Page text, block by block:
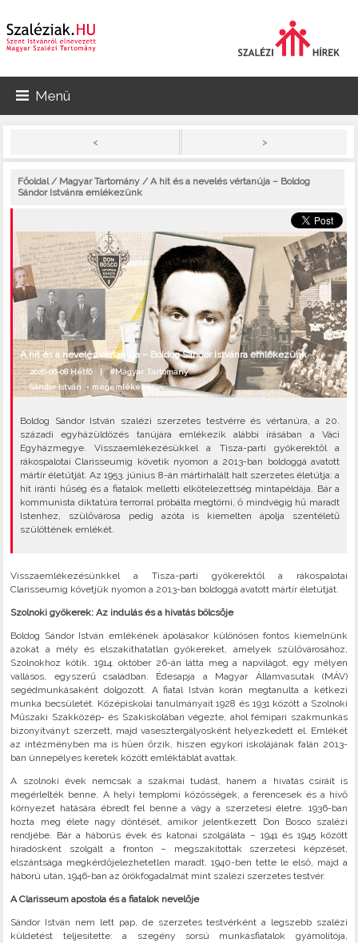
Menü
< >
Főoldal/ Magyar Tartomány / A hit és a nevelés vértanúja – Boldog
Sándor Istvánra emlékezünk
A hit és a nevelés vértanúja – Boldog Sándor Istvánra emlékezünk
2026-06-08 Hétfő |#Magyar Tartomány
Sándor István • megemlékezés•
Boldog Sándor István szalézi szerzetes testvérre és vértanúra, a 20.
századi egyházüldözés tanújára emlékezik alábbi írásában a Váci
Egyházmegye. Visszaemlékezésükkel a Tisza-parti gyökerektől a
rákospalotai Clarisseumig követik nyomon a 2013-ban boldoggá avatott
mártír életútját. Az 1953. június 8-án mártírhalált halt szerzetes életútja: a
hit iránti hűség és a fiatalok melletti elkötelezettség mintapéldája. Bár a
kommunista diktatúra terrorral próbálta megtörni, ő mindvégig hű maradt
Istenhez, szülővárosa pedig azóta is kiemelten ápolja szentéletű
szülöttének emlékét.
Visszaemlékezésünkkel a Tisza-parti gyökerektől a rákospalotai
Clarisseumig követjük nyomon a 2013-ban boldoggá avatott mártír életútját.
Szolnoki gyökerek: Az indulás és a hivatás bölcsője
Boldog Sándor István emlékének ápolásakor különösen fontos kiemelnünk
azokat a mély és elszakíthatatlan gyökereket, amelyek szülővárosához,
Szolnokhoz kötik. 1914. október 26-án látta meg a napvilágot, egy mélyen
vallásos, egyszerű családban. Édesapja a Magyar Államvasutak (MÁV)
segédmunkásaként dolgozott. A fiatal István korán megtanulta a kétkezi
munka becsületét. Középiskolai tanulmányait 1928 és 1931 között a Szolnoki
Műszaki Szakközép- és Szakiskolában végezte, ahol fémipari szakmunkás
bizonyítványt szerzett, majd vasesztergályosként helyezkedett el. Emlékét
az intézményben ma is hűen őrzik, hiszen egykori iskolájának falán 2013-
ban ünnepélyes keretek között emléktáblát avattak.
A szolnoki évek nemcsak a szakmai tudást, hanem a hivatás csíráit is
megérlelték benne. A helyi templomi közösségek, a ferencesek és a hívő
környezet hatására ébredt fel benne a vágy a szerzetesi életre. 1936-ban
hozta meg élete nagy döntését, amikor jelentkezett Don Bosco szalézi
rendjébe. Bár a háborús évek és katonai szolgálata – 1941 és 1945 között
híradósként szolgált a fronton – megszakították szerzetesi képzését,
elszántsága megkérdőjelezhetetlen maradt. 1940-ben tette le első, majd a
háború után, 1946-ban az örökfogadalmát mint szalézi szerzetes testvér.
A Clarisseum apostola és a fiatalok nevelője
Sándor István nem lett pap, de szerzetes testvérként a legszebb szalézi
küldetést teljesítette: a szegény sorsú munkásfiatalok gyámolítója,